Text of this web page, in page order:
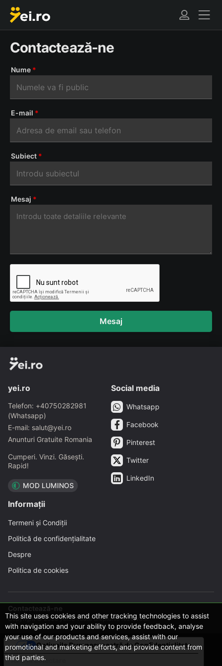
Contactează-ne
Nume *
E-mail *
Subiect *
Mesaj *
Mesaj
yei.ro
Telefon: +40750282981
(Whatsapp)
E-mail: salut@yei.ro
Anunturi Gratuite Romania
Cumperi. Vinzi. Găsești.
Rapid!
MOD LUMINOS
Social media
Whatsapp
Facebook
Pinterest
Twitter
LinkedIn
Informații
Termeni și Condiții
Politică de confidențialitate
Despre
Politica de cookies
Contactează-ne
Copyright © 2026 yei.ro Toate drepturile rezervate.
This site uses cookies and other tracking technologies to assist
with navigation and your ability to provide feedback, analyse
your use of our products and services, assist with our
promotional and marketing efforts, and provide content from
third parties.
Aviz la colectare
Opțiunile Dumneavoastră de Confidențialitate